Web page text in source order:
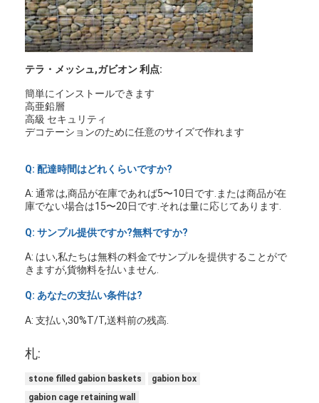
ミツバチの巣網
テラ・メッシュ,ガビオン 利点:
簡単にインストールできます
高亜鉛層
高級 セキュリティ
デコテーションのために任意のサイズで作れます
Q: 配達時間はどれくらいですか?
A: 通常は,商品が在庫であれば5〜10日です.または商品が在
庫でない場合は15〜20日です.それは量に応じてあります.
Q: サンプル提供ですか?無料ですか?
A: はい,私たちは無料の料金でサンプルを提供することがで
きますが,貨物料を払いません.
Q: あなたの支払い条件は?
A: 支払い,30%T/T,送料前の残高.
札:
stone filled gabion baskets
gabion box
gabion cage retaining wall